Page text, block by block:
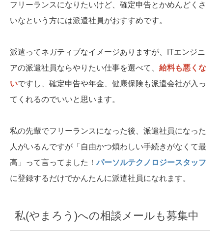
フリーランスになりたいけど、確定申告とかめんどくさ
いなという方には派遣社員がおすすめです。
派遣ってネガティブなイメージありますが、ITエンジニ
アの派遣社員ならやりたい仕事を選べて、 給料も悪くな
いですし、確定申告や年金、健康保険も派遣会社が入っ
てくれるのでいいと思います。
私の先輩でフリーランスになった後、派遣社員になった
人がいるんですが「自由かつ煩わしい手続きがなくて最
高」って言ってました！ パーソルテクノロジースタッフ
に登録するだけでかんたんに派遣社員になれます。
私(やまろう)への相談メールも募集中